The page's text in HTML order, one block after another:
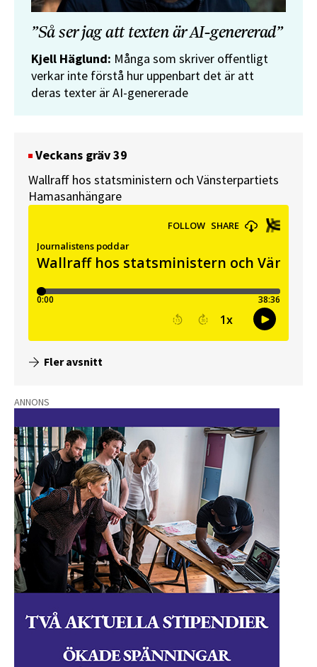
”Så ser jag att texten är AI-genererad”
Kjell Häglund: Många som skriver offentligt
verkar inte förstå hur uppenbart det är att
deras texter är AI-genererade
Veckans gräv 39
Wallraff hos statsministern och Vänsterpartiets
Hamasanhängare
Fler avsnitt
ANNONS